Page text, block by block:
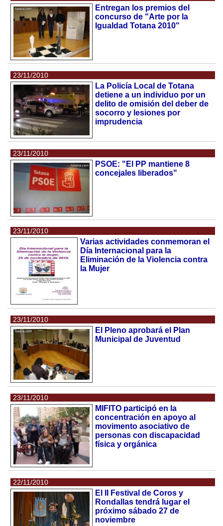
Entregan los premios del
concurso de "Arte por la
Igualdad Totana 2010"
23/11/2010
La Policía Local de Totana
detiene a un individuo por un
delito de omisión del deber de
socorro y lesiones por
imprudencia
23/11/2010
PSOE: "El PP mantiene 8
concejales liberados"
23/11/2010
Varias actividades conmemoran el
Día Internacional para la
Eliminación de la Violencia contra
la Mujer
23/11/2010
El Pleno aprobará el Plan
Municipal de Juventud
23/11/2010
MIFITO participó en la
concentración en apoyo al
movimento asociativo de
personas con discapacidad
física y orgánica
22/11/2010
El II Festival de Coros y
Rondallas tendrá lugar el
próximo sábado 27 de
noviembre